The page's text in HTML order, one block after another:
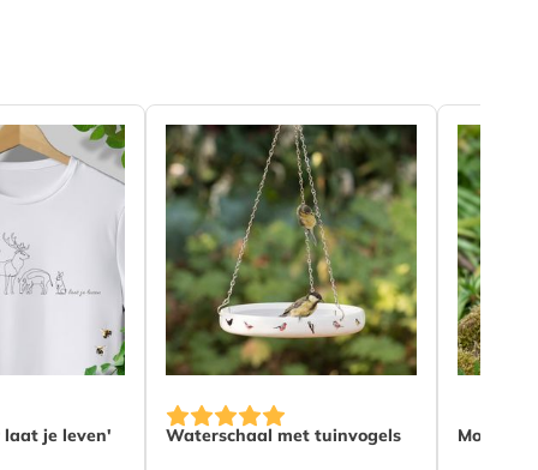
je leven'
on the options chosen on the product page
Waterschaal met tuinvogels